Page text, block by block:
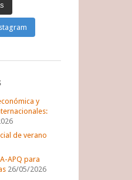
y
de verano
APQ para
26/05/2026